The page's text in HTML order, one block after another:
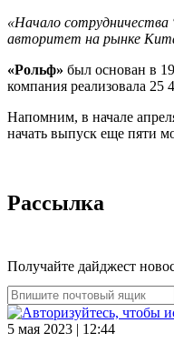
«Начало сотрудничества
авторитет на рынке
«Рольф» был основан в
компания реализовала
Напомним, в начале
начать выпуск еще пяти
Рассылка
Получайте дайджест
5 мая 2023 | 12:44